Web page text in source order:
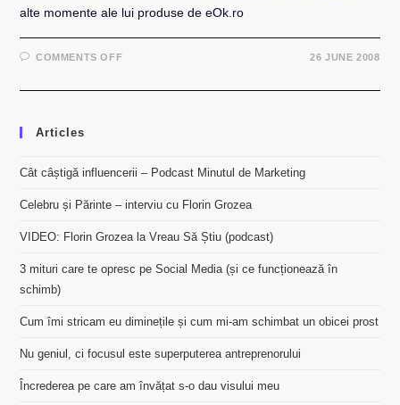
alte momente ale lui produse de eOk.ro
COMMENTS OFFON
COMEDY
2
26 JUNE 2008
Articles
Cât câștigă influencerii – Podcast Minutul de Marketing
Celebru și Părinte – interviu cu Florin Grozea
VIDEO: Florin Grozea la Vreau Să Știu (podcast)
3 mituri care te opresc pe Social Media (și ce funcționează în
schimb)
Cum îmi stricam eu diminețile și cum mi-am schimbat un obicei prost
Nu geniul, ci focusul este superputerea antreprenorului
Încrederea pe care am învățat s-o dau visului meu